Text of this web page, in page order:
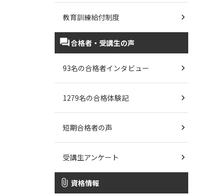
教育訓練給付制度
合格者・受講生の声
93名の合格者インタビュー
1279名の合格体験記
短期合格者の声
受講生アンケート
資格情報